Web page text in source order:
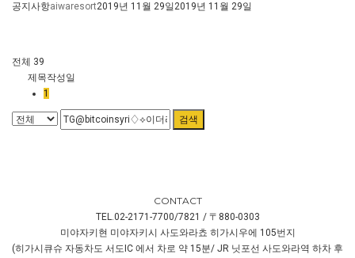
공지사항aiwaresort2019년 11월 29일2019년 11월 29일
전체 39
제목작성일
1
검색
CONTACT
TEL.02-2171-7700/7821 / 〒880-0303
미야자키현 미야자키시 사도와라쵸 히가시우에 105번지
(히가시큐슈 자동차도 서도IC 에서 차로 약 15분/ JR 닛포선 사도와라역 하차 후